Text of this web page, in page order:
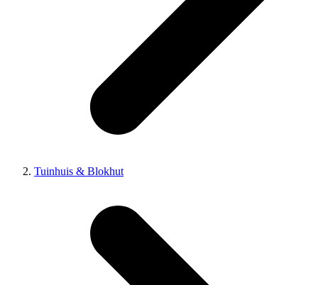
Tuinhuis & Blokhut